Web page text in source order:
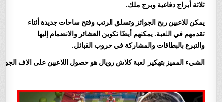
ثلاثة أبراج دفاعية وبرج ملك.
يمكن للاعبين ربح الجوائز وتسلق الرتب وفتح ساحات جديدة أثناء
تقدمهم في اللعبة. يمكنهم أيضًا تكوين العشائر والانضمام إليها
والتبرع بالبطاقات والمشاركة في حروب القبائل.
الشيء المميز بتهكير لعبة كلاش رويال هو حصول اللاعبين على الاف